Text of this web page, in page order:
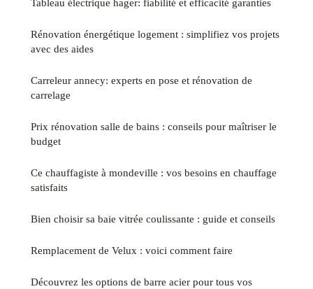
Tableau électrique hager: fiabilité et efficacité garanties
Rénovation énergétique logement : simplifiez vos projets
avec des aides
Carreleur annecy: experts en pose et rénovation de
carrelage
Prix rénovation salle de bains : conseils pour maîtriser le
budget
Ce chauffagiste à mondeville : vos besoins en chauffage
satisfaits
Bien choisir sa baie vitrée coulissante : guide et conseils
Remplacement de Velux : voici comment faire
Découvrez les options de barre acier pour tous vos